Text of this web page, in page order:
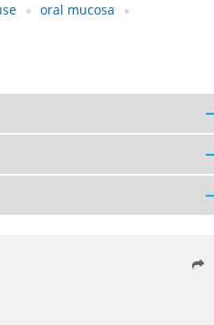
oral mucosa